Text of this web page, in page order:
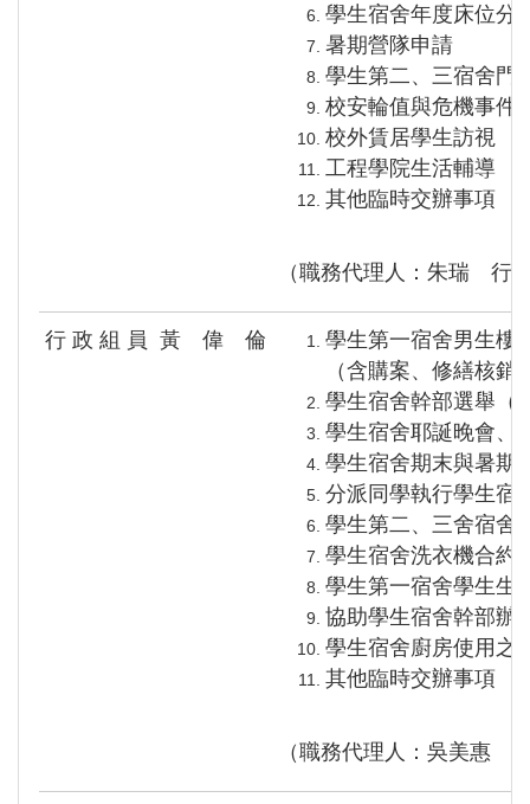
學生宿舍年度床位分
暑期營隊申請
學生第二、三宿舍門
校安輪值與危機事件
校外賃居學生訪視
工程學院生活輔導
其他臨時交辦事項
（職務代理人：朱瑞 行
行 政 組 員 黃 偉 倫
學生第一宿舍男生樓
（含購案、修繕核
學生宿舍幹部選舉（
學生宿舍耶誕晚會、
學生宿舍期末與暑期
分派同學執行學生宿
學生第二、三舍宿舍
學生宿舍洗衣機合約
學生第一宿舍學生生
協助學生宿舍幹部辦
學生宿舍廚房使用之
其他臨時交辦事項
（職務代理人：吳美惠